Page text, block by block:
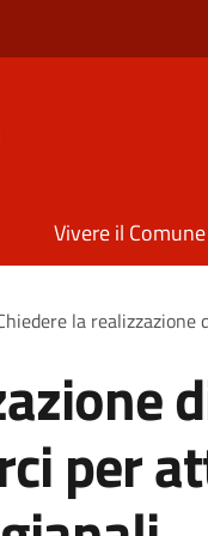
Vivere il Comune
la
per